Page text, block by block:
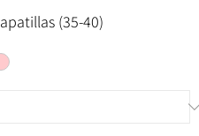
(35-40)